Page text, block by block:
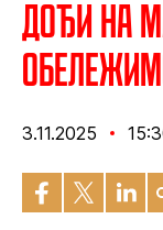
Дођи на
3.11.2025